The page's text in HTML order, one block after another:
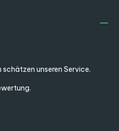
schätzen unseren Service.